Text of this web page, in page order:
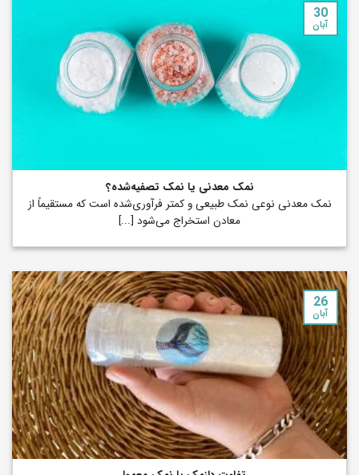
نمک معدنی یا نمک تصفیه‌شده؟
نمک معدنی نوعی نمک طبیعی و کمتر فرآوری‌شده است که مستقیماً از
معادن استخراج می‌شود [...]
30
آبان
26
آبان